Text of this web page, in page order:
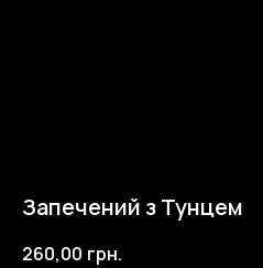
Запечений з Тунцем
260,00 грн.